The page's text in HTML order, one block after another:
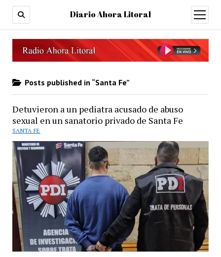
Diario Ahora Litoral
open
menu
Posts published in “Santa Fe”
Detuvieron a un pediatra acusado de abuso
sexual en un sanatorio privado de Santa Fe
SANTA FE